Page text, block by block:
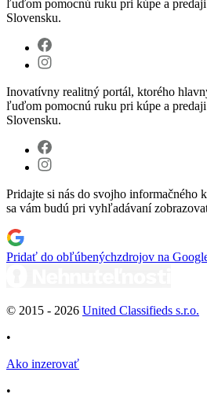
ľuďom pomocnú ruku pri kúpe a
Slovensku.
Inovatívny realitný portál, ktorého
ľuďom pomocnú ruku pri kúpe a
Slovensku.
Pridajte si nás do svojho informačného
sa vám budú pri vyhľadávaní
Pridať do obľúbenýchzdrojov na
© 2015 - 2026 United Classifieds s.r.o.
•
Ako inzerovať
•